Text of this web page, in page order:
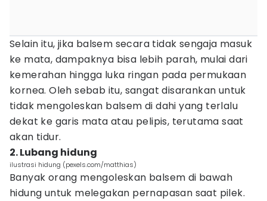
Selain itu, jika balsem secara tidak sengaja masuk
ke mata, dampaknya bisa lebih parah, mulai dari
kemerahan hingga luka ringan pada permukaan
kornea. Oleh sebab itu, sangat disarankan untuk
tidak mengoleskan balsem di dahi yang terlalu
dekat ke garis mata atau pelipis, terutama saat
akan tidur.
2. Lubang hidung
ilustrasi hidung (pexels.com/matthias)
Banyak orang mengoleskan balsem di bawah
hidung untuk melegakan pernapasan saat pilek.